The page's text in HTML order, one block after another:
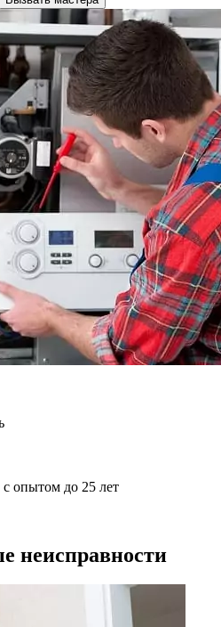
опытом до 25 лет
неисправности